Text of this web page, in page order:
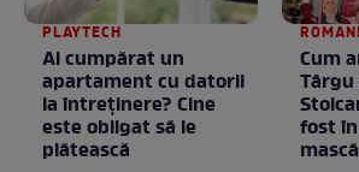
PLAYTECH
Ai cumpărat un
apartament cu datorii
la întreținere? Cine
este obligat să le
plătească
Cum
fost